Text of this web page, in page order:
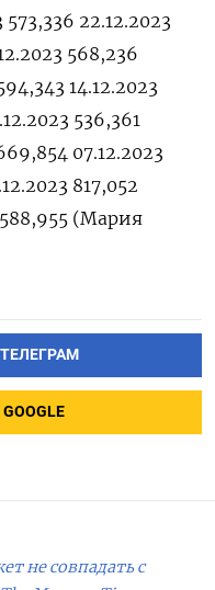
22.12.2023
568,236
14.12.2023
536,361
07.12.2023
817,052
588,955 (Мария
не совпадать с